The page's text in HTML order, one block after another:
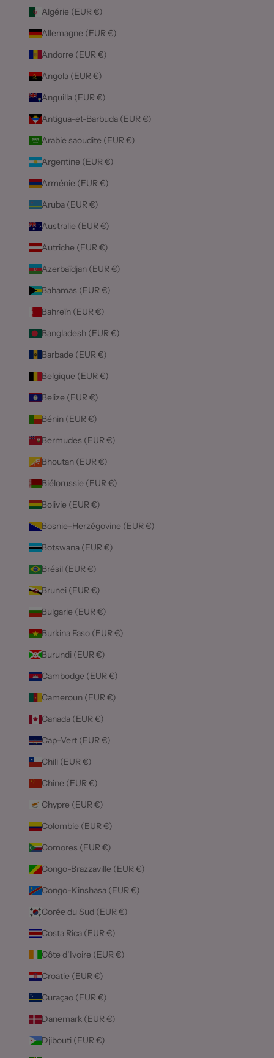
Algérie (EUR €)
Allemagne (EUR €)
Andorre (EUR €)
Angola (EUR €)
Anguilla (EUR €)
Antigua-et-Barbuda (EUR €)
Arabie saoudite (EUR €)
Argentine (EUR €)
Arménie (EUR €)
Aruba (EUR €)
Australie (EUR €)
Autriche (EUR €)
Azerbaïdjan (EUR €)
Bahamas (EUR €)
Bahreïn (EUR €)
Bangladesh (EUR €)
Barbade (EUR €)
Belgique (EUR €)
Belize (EUR €)
Bénin (EUR €)
Bermudes (EUR €)
Bhoutan (EUR €)
Biélorussie (EUR €)
Bolivie (EUR €)
Bosnie-Herzégovine (EUR €)
Botswana (EUR €)
Brésil (EUR €)
Brunei (EUR €)
Bulgarie (EUR €)
Burkina Faso (EUR €)
Burundi (EUR €)
Cambodge (EUR €)
Cameroun (EUR €)
Canada (EUR €)
Cap-Vert (EUR €)
Chili (EUR €)
Chine (EUR €)
Chypre (EUR €)
Colombie (EUR €)
Comores (EUR €)
Congo-Brazzaville (EUR €)
Congo-Kinshasa (EUR €)
Corée du Sud (EUR €)
Costa Rica (EUR €)
Côte d’Ivoire (EUR €)
Croatie (EUR €)
Curaçao (EUR €)
Danemark (EUR €)
Djibouti (EUR €)